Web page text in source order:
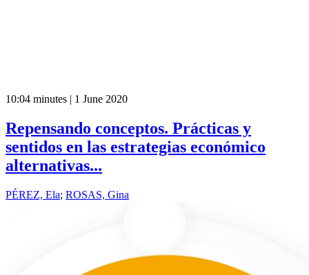
10:04 minutes | 1 June 2020
Repensando conceptos. Prácticas y
sentidos en las estrategias económico
alternativas...
PÉREZ, Ela; ROSAS, Gina